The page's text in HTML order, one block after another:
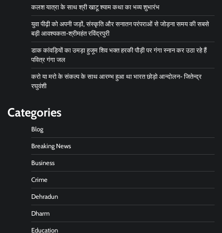
कलश यात्रा के साथ श्री खाटू श्याम कथा का भव्य शुभारंभ
युवा पीढ़ी को अपनी जड़ों, संस्कृति और सनातन परंपराओं से जोड़ना समय की सबसे
बड़ी आवश्यकता-श्रीमहंत रविंद्रपुरी
डाक कांवड़ियों का उमड़ा हुजूम शिव भक्त हरकी पौड़ी पर गंगा स्नान कर उठा रहे हैं
पवित्र गंगा जल
करो या मरो के संकल्प के साथ आरम्भ हुआ था भारत छोड़ो आन्दोलन- जितेन्द्र
रघुवंशी
Categories
Blog
Breaking News
Business
Crime
Dehradun
Dharm
Education